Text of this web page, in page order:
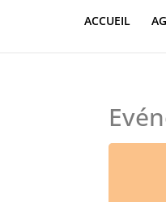
ACCUEIL